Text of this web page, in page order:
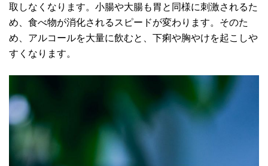
取しなくなります。小腸や大腸も胃と同様に刺激されるた
め、食べ物が消化されるスピードが変わります。そのた
め、アルコールを大量に飲むと、下痢や胸やけを起こしや
すくなります。